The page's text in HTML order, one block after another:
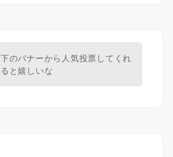
下のバナーから人気投票してくれ
ると嬉しいな